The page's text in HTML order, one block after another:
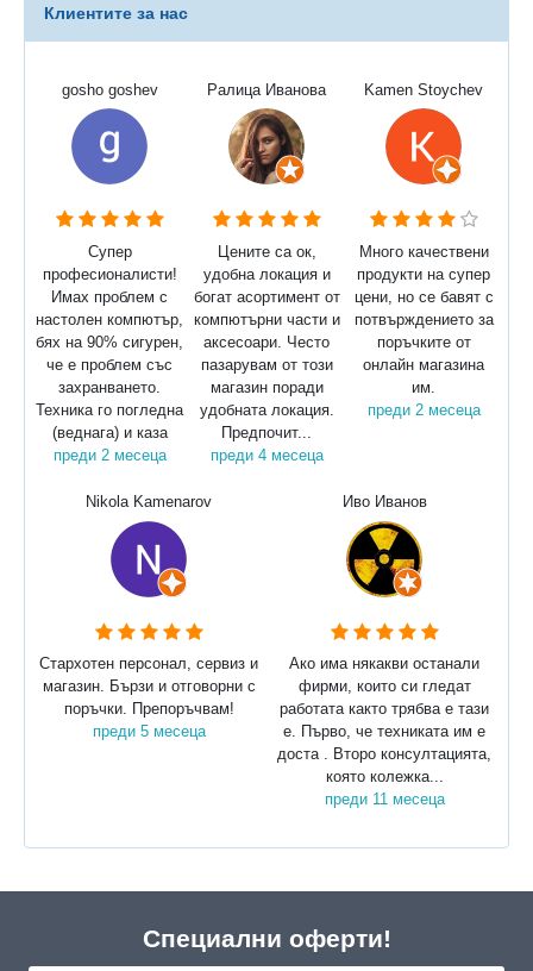
Клиентите за нас
gosho goshev
Супер
професионалисти!
Имах проблем с
настолен компютър,
бях на 90% сигурен,
че е проблем със
захранването.
Техника го погледна
(веднага) и каза
преди 2 месеца
Ралица Иванова
Цените са ок,
удобна локация и
богат асортимент от
компютърни части и
аксесоари. Често
пазарувам от този
магазин поради
удобната локация.
Предпочит...
преди 4 месеца
Kamen Stoychev
Много качествени
продукти на супер
цени, но се бавят с
потвърждението за
поръчките от
онлайн магазина
им.
преди 2 месеца
Nikola Kamenarov
Стархотен персонал, сервиз и
магазин. Бързи и отговорни с
поръчки. Препоръчвам!
преди 5 месеца
Иво Иванов
Ако има някакви останали
фирми, които си гледат
работата както трябва е тази
е. Първо, че техниката им е
доста . Второ консултацията,
която колежка...
преди 11 месеца
Специални оферти!